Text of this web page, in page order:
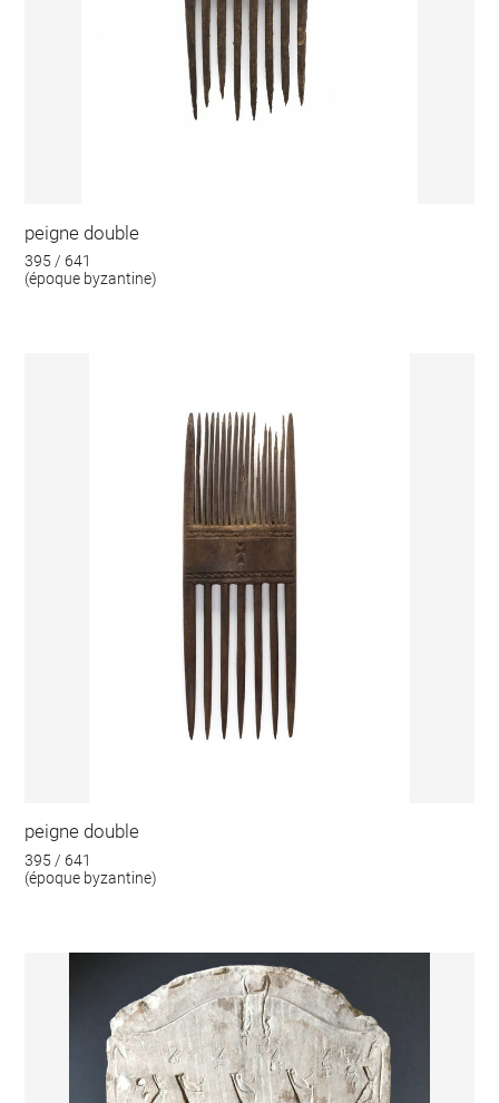
peigne double
395 / 641
(époque byzantine)
peigne double
395 / 641
(époque byzantine)